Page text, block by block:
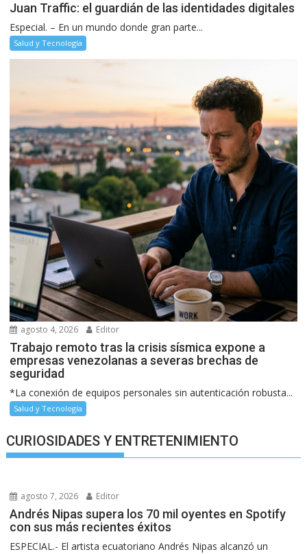
Juan Traffic: el guardián de las identidades digitales
Especial. – En un mundo donde gran parte...
Salud y Tecnología
agosto 4, 2026 Editor
Trabajo remoto tras la crisis sísmica expone a
empresas venezolanas a severas brechas de
seguridad
*La conexión de equipos personales sin autenticación robusta...
Salud y Tecnología
CURIOSIDADES Y ENTRETENIMIENTO
agosto 7, 2026 Editor
Andrés Nipas supera los 70 mil oyentes en Spotify
con sus más recientes éxitos
ESPECIAL.- El artista ecuatoriano Andrés Nipas alcanzó un